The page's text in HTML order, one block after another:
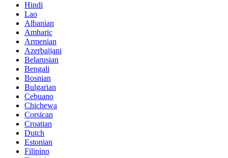
Hindi
Lao
Albanian
Amharic
Armenian
Azerbaijani
Belarusian
Bengali
Bosnian
Bulgarian
Cebuano
Chichewa
Corsican
Croatian
Dutch
Estonian
Filipino